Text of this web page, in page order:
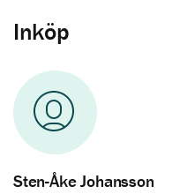
Inköp
Sten-Åke Johansson